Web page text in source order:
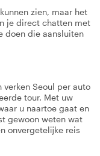
zien, maar het
je direct chatten met
doen die aansluiten
Seoul per auto
tour. Met uw
u naartoe gaat en
gewoon weten wat
onvergetelijke reis